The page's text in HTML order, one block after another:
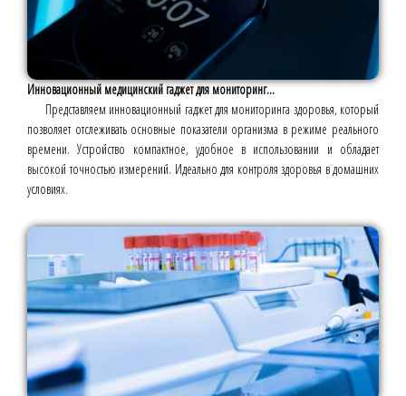
Инновационный медицинский гаджет для мониторинг...
Представляем инновационный гаджет для мониторинга здоровья, который
позволяет отслеживать основные показатели организма в режиме реального
времени. Устройство компактное, удобное в использовании и обладает
высокой точностью измерений. Идеально для контроля здоровья в домашних
условиях.